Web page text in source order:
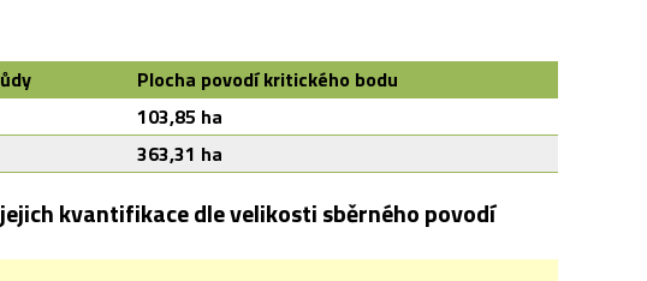
Plocha povodí kritického bodu
103,85 ha
363,31 ha
kvantifikace dle velikosti sběrného povodí